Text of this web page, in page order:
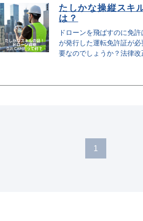
たしかな操縦スキ
は？
ドローンを飛ばすのに免
が発行した運転免許証が
要なのでしょうか？法律改
1